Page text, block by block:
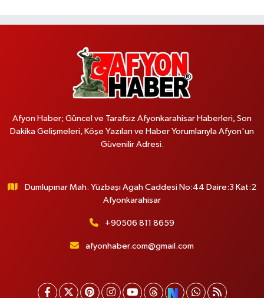
Afyon Haber; Güncel ve Tarafsız Afyonkarahisar Haberleri, Son
Dakika Gelişmeleri, Köşe Yazıları ve Haber Yorumlarıyla Afyon'un
Güvenilir Adresi.
Dumlupınar Mah. Yüzbaşı Agah Caddesi No:44 Daire:3 Kat:2
Afyonkarahisar
+90506 811 8659
afyonhaber.com@gmail.com